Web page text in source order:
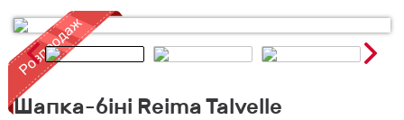
Шапка-біні Reima Talvelle